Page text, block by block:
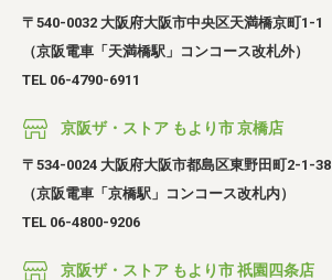
〒540-0032 大阪府大阪市中央区天満橋京町1-1
（京阪電車「天満橋駅」コンコース改札外）
TEL 06-4790-6911
京阪ザ・ストア もより市 京橋店
〒534-0024 大阪府大阪市都島区東野田町2-1-38
（京阪電車「京橋駅」コンコース改札内）
TEL 06-4800-9206
京阪ザ・ストア もより市 祇園四条店